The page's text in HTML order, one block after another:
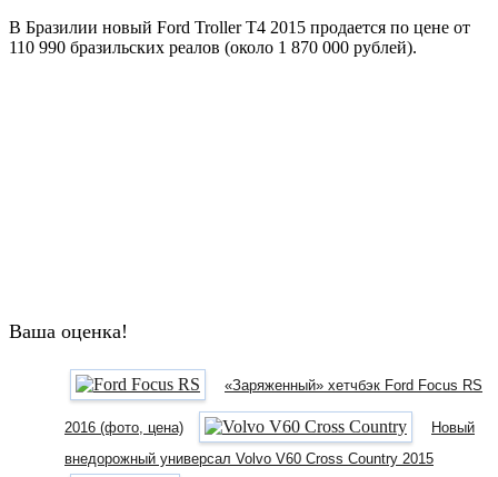
В Бразилии новый Ford Troller T4 2015 продается по цене от
110 990 бразильских реалов (около 1 870 000 рублей).
Ваша оценка!
«Заряженный» хетчбэк Ford Focus RS
2016 (фото, цена)
Новый
внедорожный универсал Volvo V60 Cross Country 2015